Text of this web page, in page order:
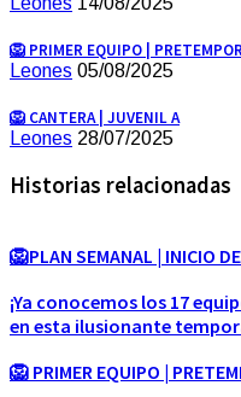
🦁 PRIMER EQUIPO |
Leones 05/08/2025
🦁 CANTERA | JUVENIL A
Leones 28/07/2025
Historias relacionadas
🦁PLAN SEMANAL | INICIO
¡Ya conocemos los 17
en esta ilusionante
🦁 PRIMER EQUIPO |